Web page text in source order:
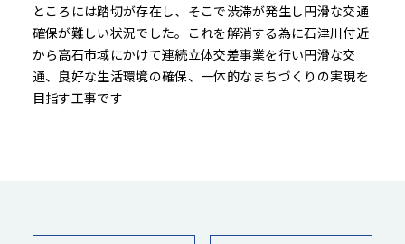
ところには踏切が存在し、そこで渋滞が発生し円滑な交通
確保が難しい状況でした。これを解消する為に石津川付近
から高石市域にかけて連続立体交差事業を行い円滑な交
通、良好な生活環境の確保、一体的なまちづくりの実現を
目指す工事です